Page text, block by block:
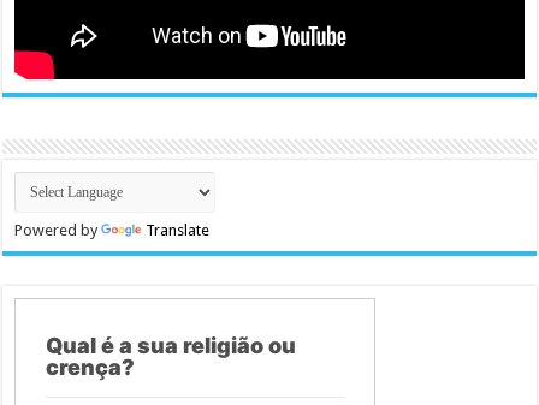
Powered by Translate
Qual é a sua religião ou
crença?